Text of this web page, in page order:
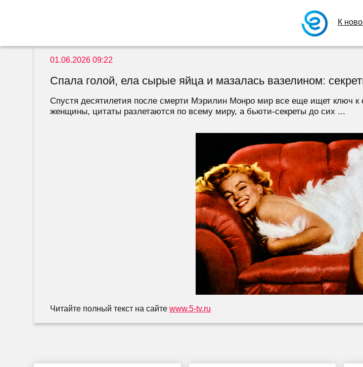
К
01.06.2026 09:22
Спала голой, ела сырые яйца и мазалась вазелином:
Спустя десятилетия после смерти Мэрилин Монро мир все еще ищет ключ к
женщины, цитаты разлетаются по всему миру, а бьюти-секреты до сих ...
Читайте полный текст на сайтеwww.5-tv.ru